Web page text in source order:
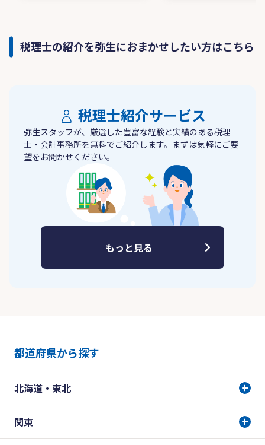
税理士の紹介を弥生におまかせしたい方はこちら
税理士紹介サービス
弥生スタッフが、厳選した豊富な経験と実績のある税理
士・会計事務所を無料でご紹介します。まずは気軽にご要
望をお聞かせください。
もっと見る
都道府県から探す
北海道・東北
関東